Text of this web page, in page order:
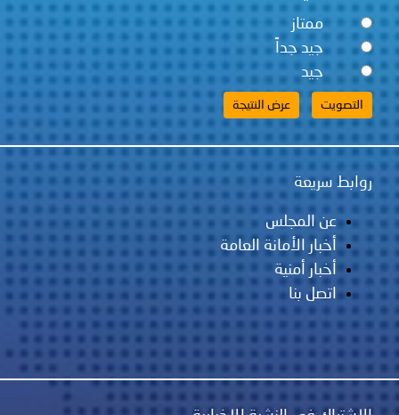
ممتاز
جيد جداً
جيد
روابط سريعة
عن المجلس
أخبار الأمانة العامة
أخبار أمنية
اتصل بنا